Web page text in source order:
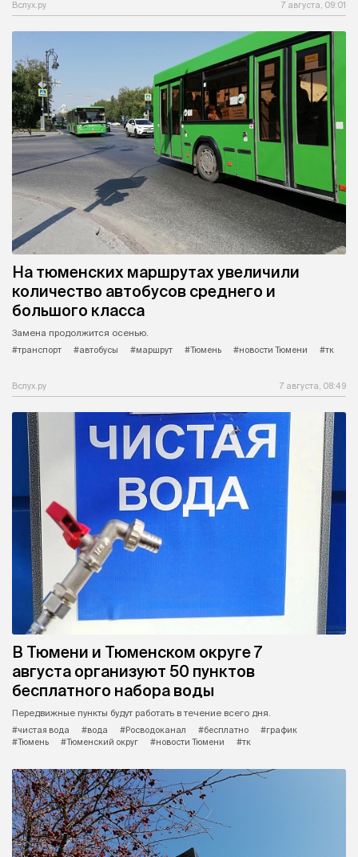
Вслух.ру 7 августа, 09:01
На тюменских маршрутах увеличили
количество автобусов среднего и
большого класса
Замена продолжится осенью.
#транспорт
#автобусы #маршрут #Тюмень #новости Тюмени #тк
Вслух.ру 7 августа, 08:49
В Тюмени и Тюменском округе 7
августа организуют 50 пунктов
бесплатного набора воды
Передвижные пункты будут работать в течение всего дня.
#чистая вода
#вода #Росводоканал #бесплатно
#график
#Тюмень
#Тюменский округ #новости Тюмени #тк